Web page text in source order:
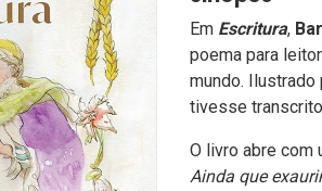
Em Escritura,
poema para
mundo. Ilustrado
tivesse
O livro abre com
Ainda que